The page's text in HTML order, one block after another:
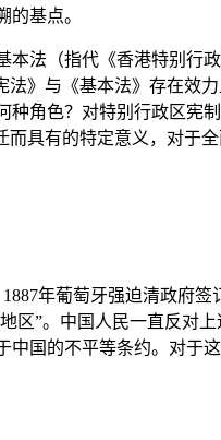
基点。
法（指代《香港特别行
》与《基本法》存在效
角色？对特别行政区宪
具有的特定意义，对于
年葡萄牙强迫清政府签
区”。中国人民一直反对
国的不平等条约。对于